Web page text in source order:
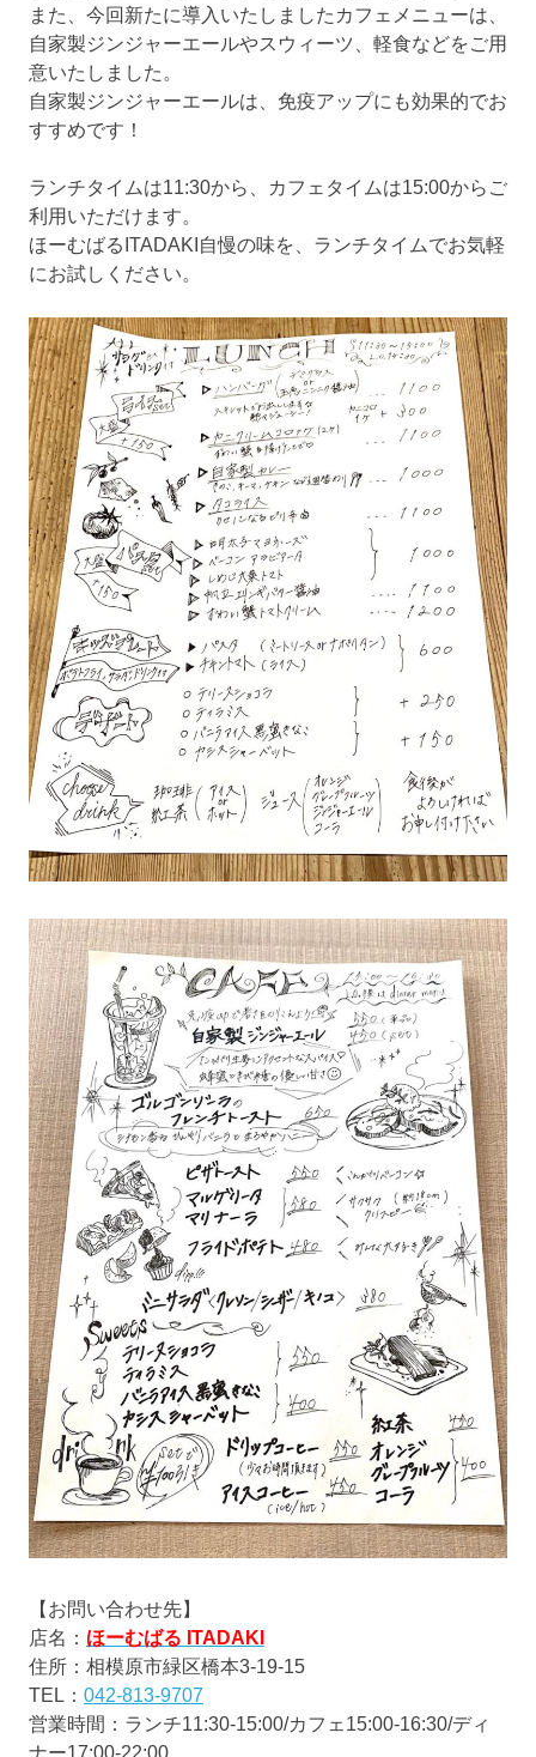
また、今回新たに導入いたしましたカフェメニューは、
自家製ジンジャーエールやスウィーツ、軽食などをご用
意いたしました。
自家製ジンジャーエールは、免疫アップにも効果的でお
すすめです！
ランチタイムは11:30から、カフェタイムは15:00からご
利用いただけます。
ほーむばるITADAKI自慢の味を、ランチタイムでお気軽
にお試しください。
【お問い合わせ先】
店名： ほーむばる ITADAKI
住所：相模原市緑区橋本3-19-15
TEL： 042-813-9707
営業時間：ランチ11:30-15:00/カフェ15:00-16:30/ディ
ナー17:00-22:00